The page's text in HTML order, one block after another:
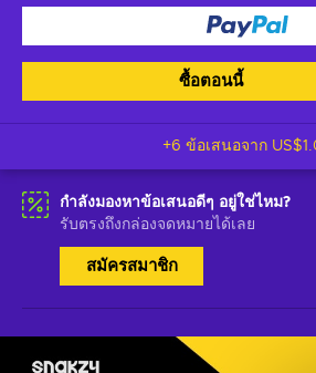
ซื้อตอนนี้
+6 ข้อเสนอจาก
กำลังมองหาข้อเสนอดีๆ อยู่ใช่ไหม?
รับตรงถึงกล่องจดหมายได้เลย
สมัครสมาชิก